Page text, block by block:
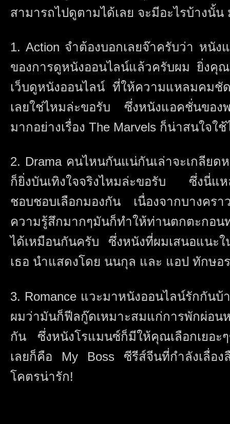
สามารถไปดูตามได้เลย จะมีอะไรบ้างนั้
1. Action จำต้องบอกเลยจ๊าครับว่า หนั
ของการดูหนังออนไลน์แล้วครับผม ยิ่งคุ
เว็บดูหนังออนไลน์ ที่ให้ความแหลมคม
เลยใช่ไหมล่ะขอรับ ซึ่งหนังแอคชั่นของ
มากอย่างเรื่อง The Marvels ก็น่าสนใจใ
2. Drama คนไหนกันแน่กันเล่าจะเกลีย
ก็ยิ่งบันเทิงใจจริงไหมล่ะขอรับ ซึ่งนี่แ
ชอบชอบเลือกมองกัน เนื่องจากบางคร
ความรู้สึกมากๆมันก็ทำให้ท่านตกตะกอ
ได้เหมือนกันครับ ซึ่งหนังที่ผมเสนอแนะ
เธอ นำแสดงโดย นนกุล และ แอป ทักษอ
3. Romance แวะมาหนังออนไลน์รักกัน
ผมว่ามันก็ฟีลกู๊ดเหมาะสมแก่การพักผ่อน
กัน ซึ่งหนังโรแมนซ์ก็มีให้คุณเลือกเยอะ
เลยก็คือ My Boss ซีรีส์จีนที่กำลังเลื่อง
โคตรน่ารัก!